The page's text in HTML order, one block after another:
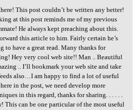
This post couldn’t
This post couldn’t be written any better!
at this post reminds me of my previous
He always kept preaching about this.
this article to him. Fairly certain he’s
to have a great read. Many thanks for
Hey very cool web site!! Man .. Beautiful
.. I’ll bookmark your web site and take
also…I am happy to find a lot of useful
in the post, we need develop more
in this regard, thanks for sharing. . . . . .
This can be one particular of the most useful